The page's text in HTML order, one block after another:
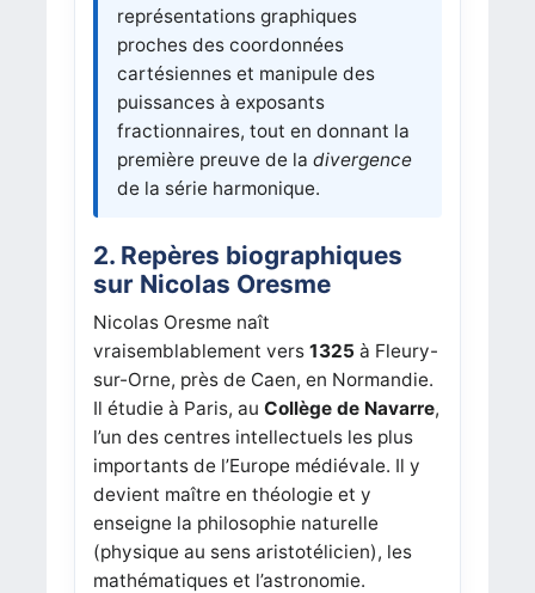
représentations graphiques
proches des coordonnées
cartésiennes et manipule des
puissances à exposants
fractionnaires, tout en donnant la
première preuve de la divergence
de la série harmonique.
2. Repères biographiques
sur Nicolas Oresme
Nicolas Oresme naît
vraisemblablement vers 1325 à Fleury-
sur-Orne, près de Caen, en Normandie.
Il étudie à Paris, au Collège de Navarre,
l’un des centres intellectuels les plus
importants de l’Europe médiévale. Il y
devient maître en théologie et y
enseigne la philosophie naturelle
(physique au sens aristotélicien), les
mathématiques et l’astronomie.